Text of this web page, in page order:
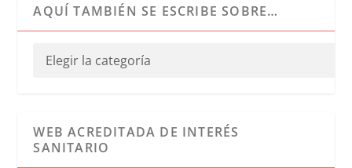
AQUÍ TAMBIÉN SE ESCRIBE SOBRE…
WEB ACREDITADA DE INTERÉS
SANITARIO